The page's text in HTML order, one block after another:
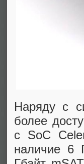
Наряду с
более
с SoC
наличие 6